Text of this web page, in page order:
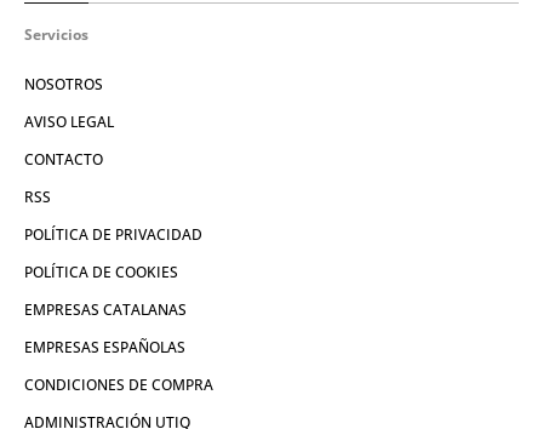
Servicios
NOSOTROS
AVISO LEGAL
CONTACTO
RSS
POLÍTICA DE PRIVACIDAD
POLÍTICA DE COOKIES
EMPRESAS CATALANAS
EMPRESAS ESPAÑOLAS
CONDICIONES DE COMPRA
ADMINISTRACIÓN UTIQ